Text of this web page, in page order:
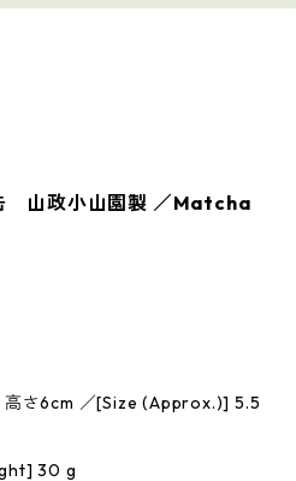
山政小山園製 ／Matcha
さ6cm ／[Size (Approx.)] 5.5
30 g